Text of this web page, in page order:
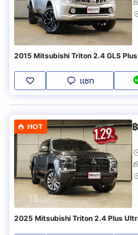
2015 Mitsubishi Triton 2.4 GLS Plus
แชท
HOT ฿
2025 Mitsubishi Triton 2.4 Plus